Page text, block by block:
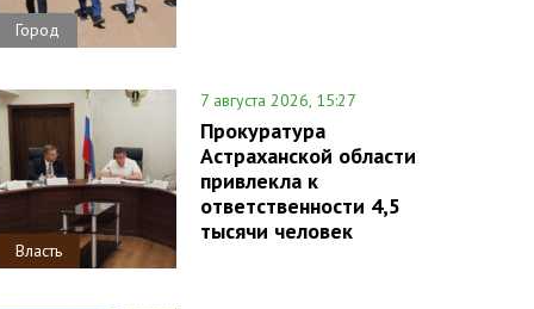
Город
Власть
7 августа 2026, 15:27
Прокуратура
Астраханской области
привлекла к
ответственности 4,5
тысячи человек